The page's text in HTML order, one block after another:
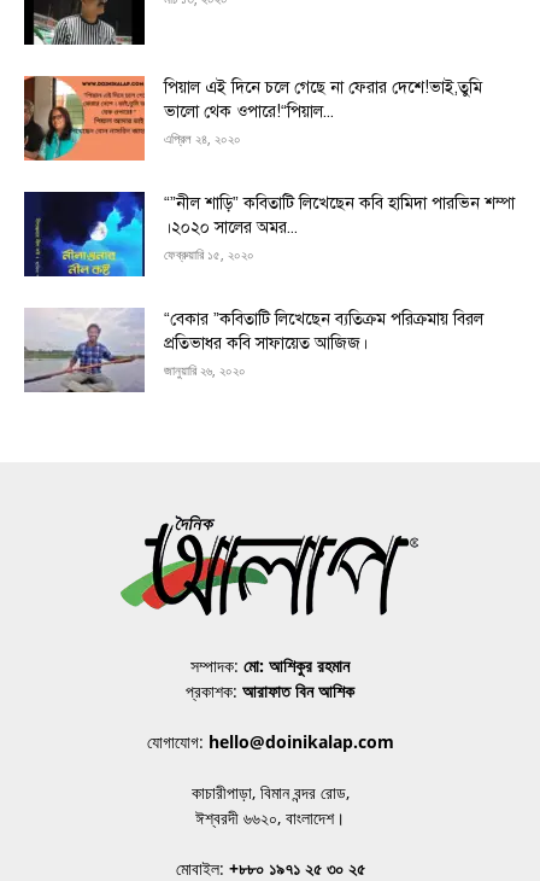
পিয়াল এই দিনে চলে গেছে না ফেরার দেশে!ভাই,তুমি
ভালো থেক ওপারে!“পিয়াল...
এপ্রিল ২৪, ২০২০
“”নীল শাড়ি” কবিতাটি লিখেছেন কবি হামিদা পারভিন শম্পা
।২০২০ সালের অমর...
ফেব্রুয়ারি ১৫, ২০২০
“বেকার ”কবিতাটি লিখেছেন ব্যতিক্রম পরিক্রমায় বিরল
প্রতিভাধর কবি সাফায়েত আজিজ।
জানুয়ারি ২৬, ২০২০
সম্পাদক: মো: আশিকুর রহমান
প্রকাশক: আরাফাত বিন আশিক
যোগাযোগ: hello@doinikalap.com
কাচারীপাড়া, বিমান বন্দর রোড,
ঈশ্বরদী ৬৬২০, বাংলাদেশ।
মোবাইল: +৮৮০ ১৯৭১ ২৫ ৩০ ২৫